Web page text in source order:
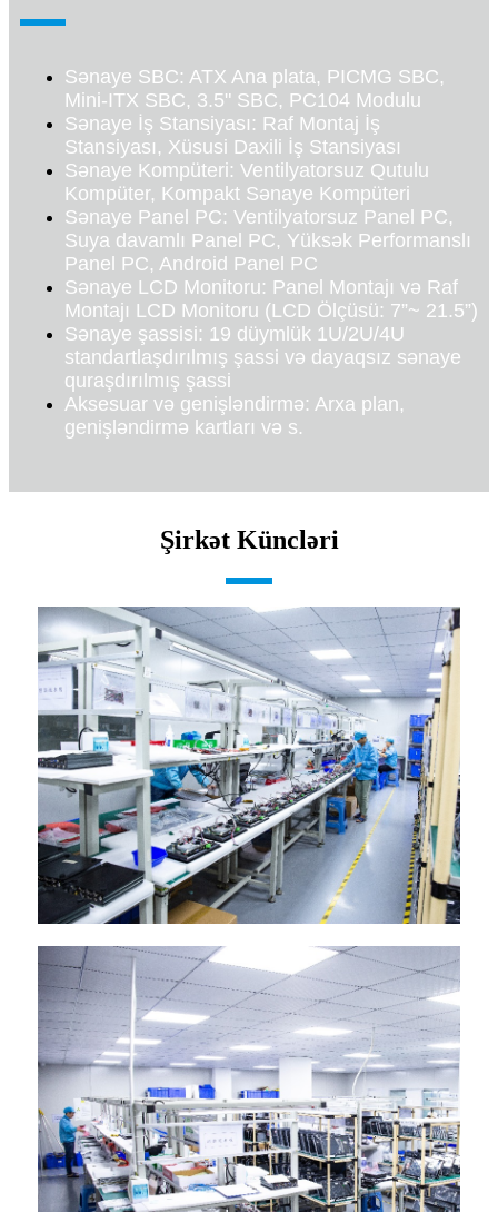
Sənaye SBC: ATX Ana plata, PICMG SBC,
Mini-ITX SBC, 3.5" SBC, PC104 Modulu
Sənaye İş Stansiyası: Raf Montaj İş
Stansiyası, Xüsusi Daxili İş Stansiyası
Sənaye Kompüteri: Ventilyatorsuz Qutulu
Kompüter, Kompakt Sənaye Kompüteri
Sənaye Panel PC: Ventilyatorsuz Panel PC,
Suya davamlı Panel PC, Yüksək Performanslı
Panel PC, Android Panel PC
Sənaye LCD Monitoru: Panel Montajı və Raf
Montajı LCD Monitoru (LCD Ölçüsü: 7”~ 21.5”)
Sənaye şassisi: 19 düymlük 1U/2U/4U
standartlaşdırılmış şassi və dayaqsız sənaye
quraşdırılmış şassi
Aksesuar və genişləndirmə: Arxa plan,
genişləndirmə kartları və s.
Şirkət Küncləri